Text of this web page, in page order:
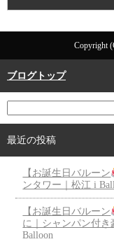
Copyright
ブログトップ
最近の投稿
【お誕生日バルーン
ンタワー｜松江 i
【お誕生日バルーン
に｜シャンパン付
Balloon